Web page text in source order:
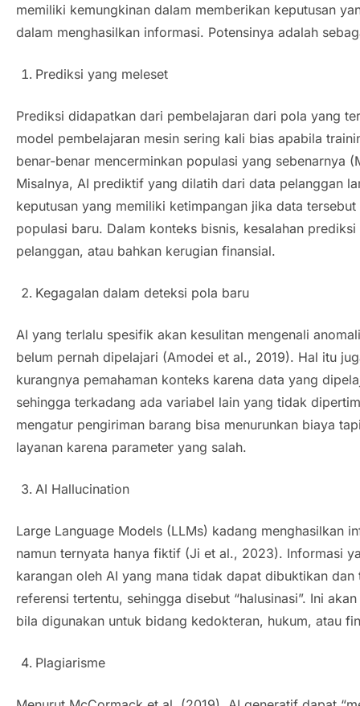
memiliki kemungkinan dalam memberikan keputusan
dalam menghasilkan informasi. Potensinya adalah
Prediksi yang meleset
Prediksi didapatkan dari pembelajaran dari pola yang
model pembelajaran mesin sering kali bias apabila
benar-benar mencerminkan populasi yang sebenarnya
Misalnya, AI prediktif yang dilatih dari data pelanggan
keputusan yang memiliki ketimpangan jika data
populasi baru. Dalam konteks bisnis, kesalahan
pelanggan, atau bahkan kerugian finansial.
Kegagalan dalam deteksi pola baru
AI yang terlalu spesifik akan kesulitan mengenali
belum pernah dipelajari (Amodei et al., 2019). Hal itu
kurangnya pemahaman konteks karena data yang
sehingga terkadang ada variabel lain yang tidak
mengatur pengiriman barang bisa menurunkan biaya
layanan karena parameter yang salah.
AI Hallucination
Large Language Models (LLMs) kadang menghasilkan
namun ternyata hanya fiktif (Ji et al., 2023). Informasi
karangan oleh AI yang mana tidak dapat dibuktikan
referensi tertentu, sehingga disebut “halusinasi”. Ini
bila digunakan untuk bidang kedokteran, hukum, atau
Plagiarisme